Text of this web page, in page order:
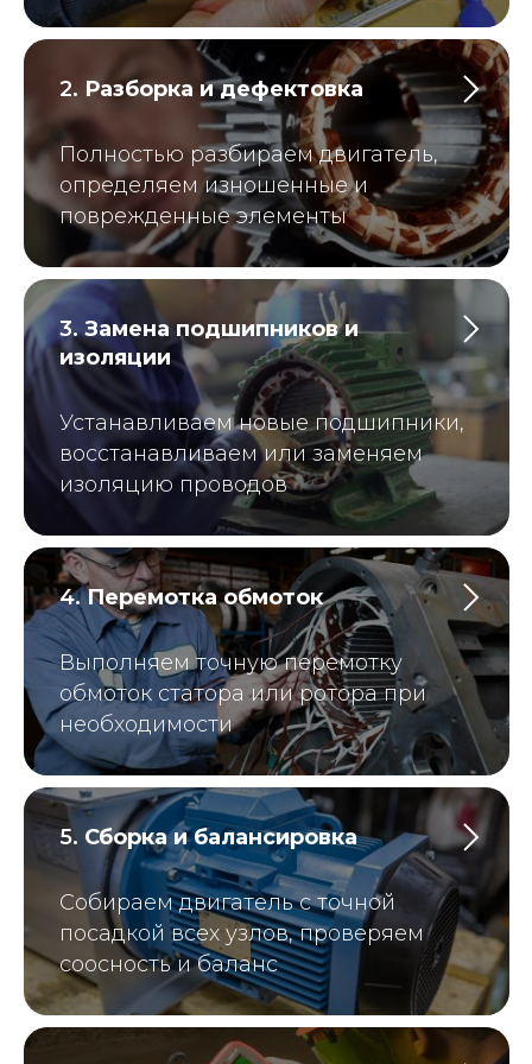
2. Разборка и дефектовка
Полностью разбираем двигатель,
определяем изношенные и
поврежденные элементы
3.Замена подшипников и
изоляции
Устанавливаем новые подшипники,
восстанавливаем или заменяем
изоляцию проводов
4.Перемотка обмоток
Выполняем точную перемотку
обмоток статора или ротора при
необходимости
5. Сборка и балансировка
Собираем двигатель с точной
посадкой всех узлов, проверяем
соосность и баланс
Гарантия Нет гарантии
Может затянуться
на месяцы
Есть риск покупки
некачественных
комплектующих
Опыт определяется
навыками сотрудника
Срок ремонта
Комплектующие
Опыт работы
Ключевые лица
компании
Федор Симаев